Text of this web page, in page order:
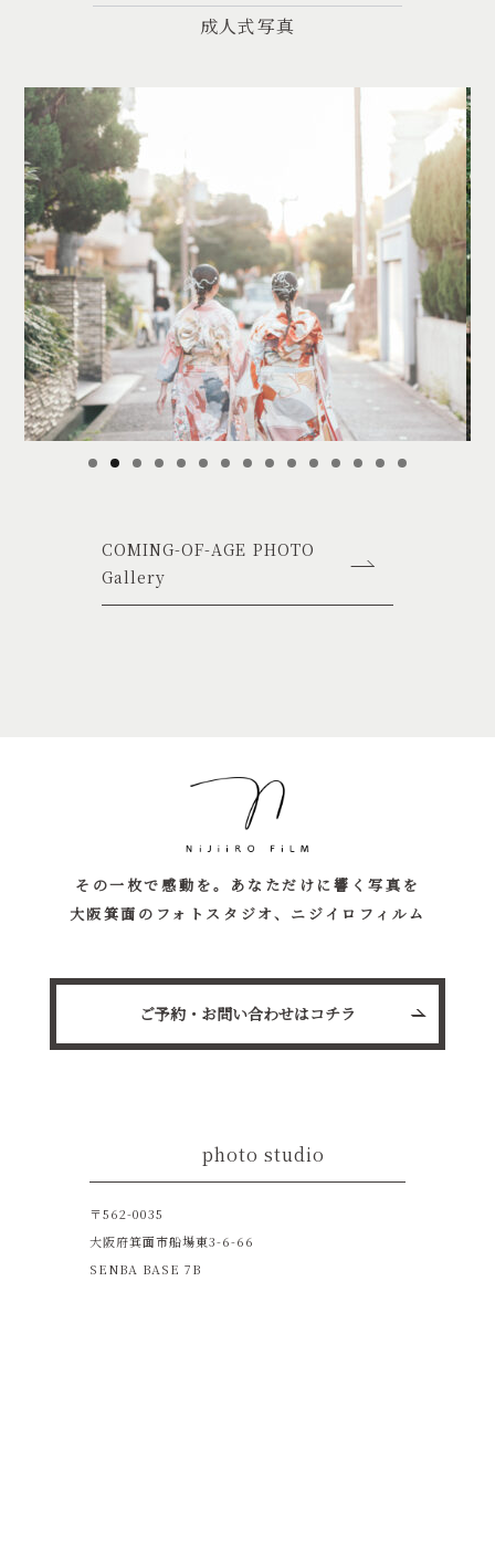
成人式写真
COMING-OF-AGE PHOTO
Gallery
その一枚で感動を。あなただけに響く写真を
大阪箕面のフォトスタジオ、ニジイロフィルム
ご予約・お問い合わせはコチラ
photo studio
〒562-0035
大阪府箕面市船場東3-6-66
SENBA BASE 7B